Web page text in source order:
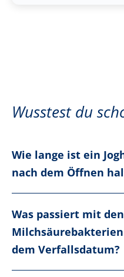
Wusstest du
Wie lange ist ein
nach dem Öffnen
Was passiert mit
dem Verfallsdatum?